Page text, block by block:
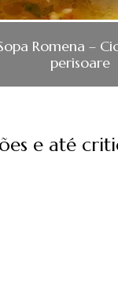
Romena –
perisoare
e até